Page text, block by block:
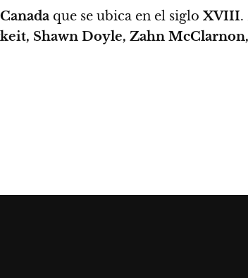
que se ubica en el siglo XVIII.
Shawn Doyle, Zahn McClarnon,